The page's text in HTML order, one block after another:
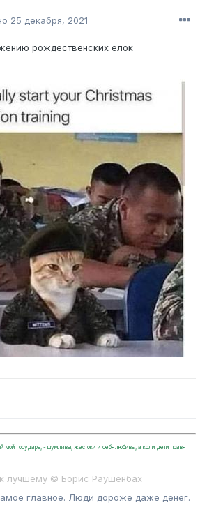
25 декабря, 2021
рождественских ёлок
мой государь, - шумливы, жестоки и себялюбивы, а коли дети правят
лучшему © Борис Раушенбах
главное. Люди дороже даже денег.